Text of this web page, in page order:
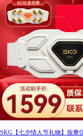
SKG【七夕情人节礼物】按摩